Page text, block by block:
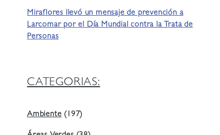
Miraflores llevó un mensaje de prevención a
Larcomar por el Día Mundial contra la Trata de
Personas
CATEGORIAS:
Ambiente (197)